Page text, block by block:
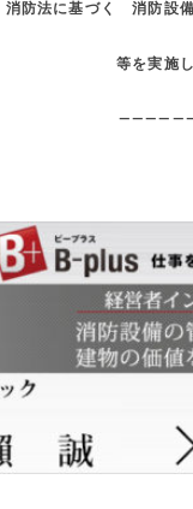
消防法に基づく 消防設
等を実施